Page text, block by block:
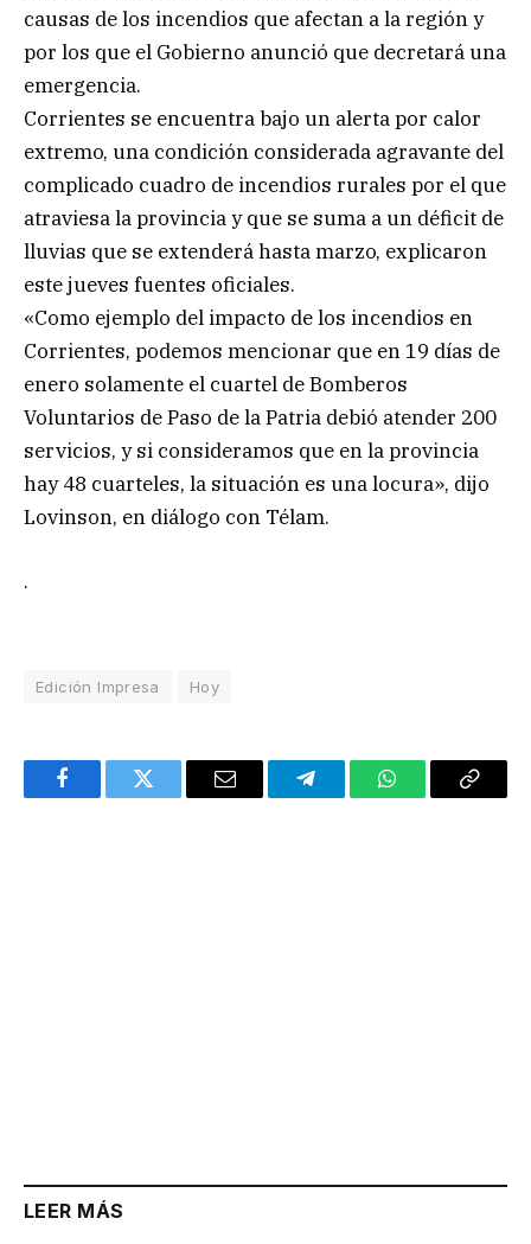
causas de los incendios que afectan a la región y
por los que el Gobierno anunció que decretará una
emergencia.
Corrientes se encuentra bajo un alerta por calor
extremo, una condición considerada agravante del
complicado cuadro de incendios rurales por el que
atraviesa la provincia y que se suma a un déficit de
lluvias que se extenderá hasta marzo, explicaron
este jueves fuentes oficiales.
«Como ejemplo del impacto de los incendios en
Corrientes, podemos mencionar que en 19 días de
enero solamente el cuartel de Bomberos
Voluntarios de Paso de la Patria debió atender 200
servicios, y si consideramos que en la provincia
hay 48 cuarteles, la situación es una locura», dijo
Lovinson, en diálogo con Télam.
.
Edición Impresa Hoy
FacebookTwitter Email TelegramWhatsAppCopy
LEER MÁS